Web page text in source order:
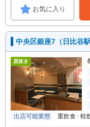
お気に入り
中央区銀座7（日比谷
居抜き
出店可能業態
重飲食 軽